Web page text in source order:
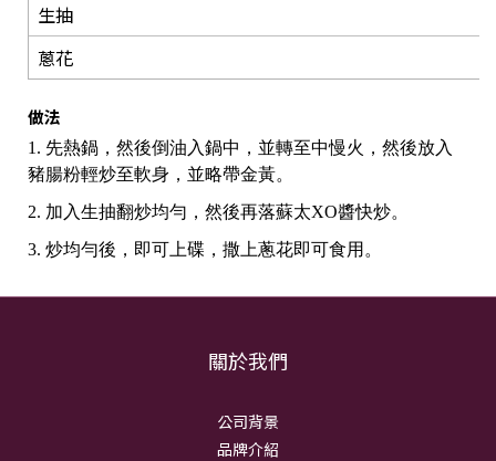
生抽
蔥花
做法
1. 先熱鍋，然後倒油入鍋中，並轉至中慢火，然後放入
豬腸粉輕炒至軟身，並略帶金黃。
2. 加入生抽翻炒均勻，然後再落蘇太XO醬快炒。
3. 炒均勻後，即可上碟，撒上蔥花即可食用。
關於我們
公司背景
品牌介紹